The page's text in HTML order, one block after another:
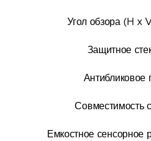
Угол обзора (H x
Защитное
Антибликовое
Совместимость
Емкостное сенсорное